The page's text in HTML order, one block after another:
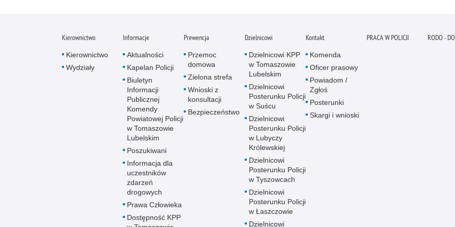
Kierownictwo
Kierownictwo
Wydziały
Informacje
Aktualności
Kapelan Policji
Biuletyn
Informacji
Publicznej
Komendy
Powiatowej Policji
w Tomaszowie
Lubelskim
Poszukiwani
Informacja dla
uczestników
zdarzeń
drogowych
Prawa Człowieka
Dostępność KPP
Prewencja
Przemoc
domowa
Zielona strefa
Wnioski z
konsultacji
Bezpieczeństwo
Dzielnicowi
Dzielnicowi KPP
w Tomaszowie
Lubelskim
Dzielnicowi
Posterunku Policji
w Suścu
Dzielnicowi
Posterunku Policji
w Lubyczy
Królewskiej
Dzielnicowi
Posterunku Policji
w Tyszowcach
Dzielnicowi
Posterunku Policji
w Łaszczowie
Dzielnicowi
Kontakt
Komenda
Oficer prasowy
Powiadom /
Zgłoś
Posterunki
Skargi i wnioski
PRACA W POLICJI RODO -